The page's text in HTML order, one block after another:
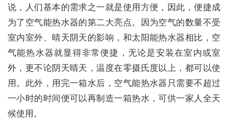
说，人们基本的需求之一就是使用方便，因此，便捷成
为了空气能热水器的第二大亮点。因为空气的数量不受
室内室外、晴天阴天的影响，和太阳能热水器相比，空
气能热水器就显得非常便捷，无论是安装在室内或室
外，更不论阴天晴天，温度在零摄氏度以上，都可以使
用。此外，用完一箱水后，空气能热水器只需要不超过
一小时的时间便可以再制造一箱热水，可供一家人全天
候使用。